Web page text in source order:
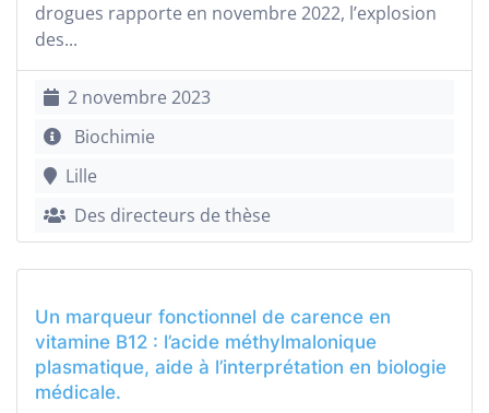
drogues rapporte en novembre 2022, l’explosion
des...
2 novembre 2023
Biochimie
Lille
Des directeurs de thèse
Un marqueur fonctionnel de carence en
vitamine B12 : l’acide méthylmalonique
plasmatique, aide à l’interprétation en biologie
médicale.